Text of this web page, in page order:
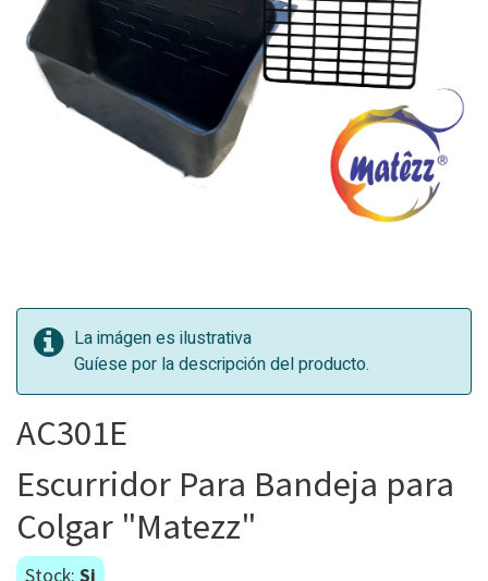
La imágen es ilustrativa
Guíese por la descripción del producto.
AC301E
Escurridor Para Bandeja para
Colgar "Matezz"
Stock: Si